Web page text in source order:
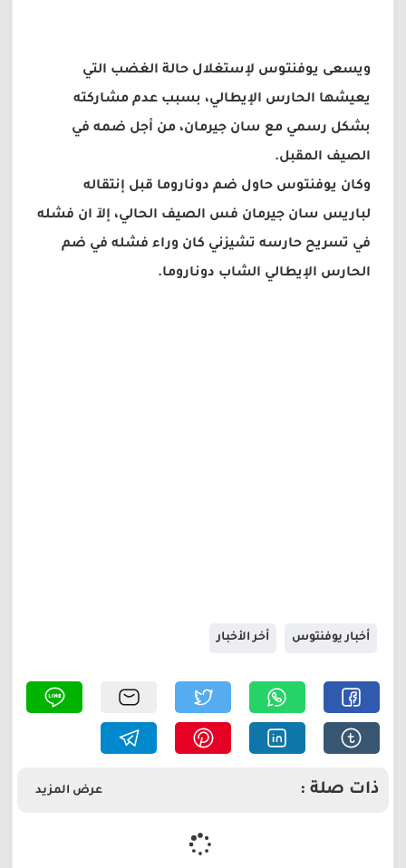
ويسعى يوفنتوس لإستغلال حالة الغضب التي
يعيشها الحارس الإيطالي، بسبب عدم مشاركته
بشكل رسمي مع سان جيرمان، من أجل ضمه في
الصيف المقبل.
وكان يوفنتوس حاول ضم دوناروما قبل إنتقاله
لباريس سان جيرمان فس الصيف الحالي، إلآ ان فشله
في تسريح حارسه تشيزني كان وراء فشله في ضم
الحارس الإيطالي الشاب دوناروما.
أخبار يوفنتوس أخر الأخبار
عرض المزيد ذات صلة :